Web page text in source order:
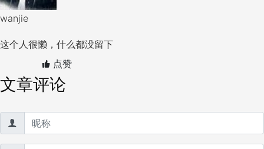
wanjie
这个人很懒，什么都没留下
点赞
文章评论